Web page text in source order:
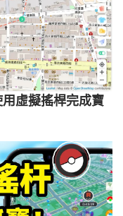
虛擬搖桿完成寶